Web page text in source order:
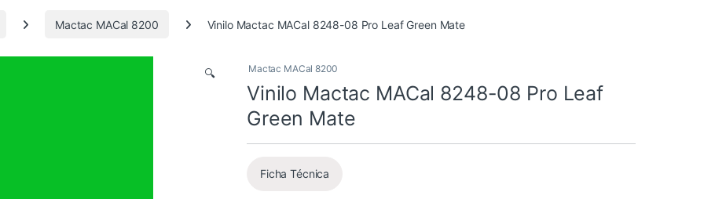
Mactac MACal 8200 Vinilo Mactac MACal 8248-08 Pro Leaf Green Mate
🔍 Mactac MACal 8200
Vinilo Mactac MACal 8248-08 Pro Leaf
Green Mate
Ficha Técnica